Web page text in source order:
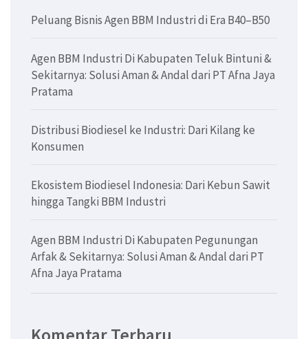
Peluang Bisnis Agen BBM Industri di Era B40–B50
Agen BBM Industri Di Kabupaten Teluk Bintuni &
Sekitarnya: Solusi Aman & Andal dari PT Afna Jaya
Pratama
Distribusi Biodiesel ke Industri: Dari Kilang ke
Konsumen
Ekosistem Biodiesel Indonesia: Dari Kebun Sawit
hingga Tangki BBM Industri
Agen BBM Industri Di Kabupaten Pegunungan
Arfak & Sekitarnya: Solusi Aman & Andal dari PT
Afna Jaya Pratama